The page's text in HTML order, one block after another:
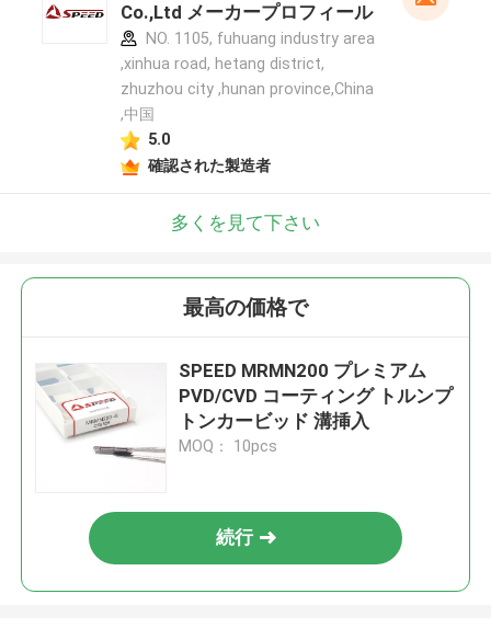
Co.,Ltd メーカープロフィール
NO. 1105, fuhuang industry area
,xinhua road, hetang district,
zhuzhou city ,hunan province,China
,中国
5.0
確認された製造者
多くを見て下さい
最高の価格で
SPEED MRMN200 プレミアム
PVD/CVD コーティング トルンプ
トンカービッド 溝挿入
MOQ： 10pcs
続行